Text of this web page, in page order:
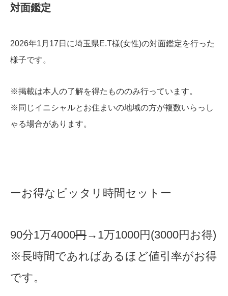
​対面鑑定
2026年1月17日に埼玉県E.T様(女性)の対面鑑定を行った
様子です。
※掲載は本人の了解を得たもののみ行っています。
※同じイニシャルとお住まいの地域の方が複数いらっし
ゃる場合があります。
ーお得なピッタリ時間セットー
90分1万4000円→1万1000円(3000円お得)
※長時間であればあるほど値引率がお得
です。